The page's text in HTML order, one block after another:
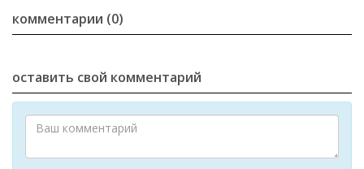
комментарии (0)
оставить свой комментарий